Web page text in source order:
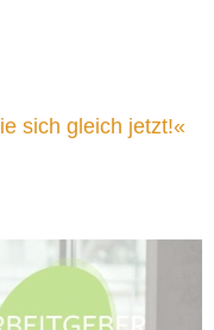
sich gleich jetzt!